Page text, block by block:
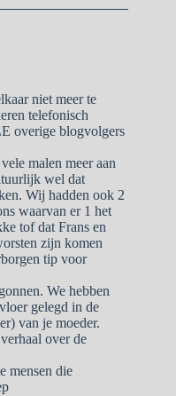
niet meer te
telefonisch
overige blogvolgers
malen meer aan
wel dat
Wij hadden ook 2
waarvan er 1 het
tof dat Frans en
zijn komen
tip voor
We hebben
gelegd in de
van je moeder.
over de
mensen die